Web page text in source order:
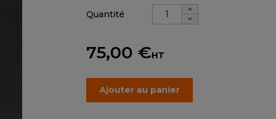
Quantité
75,00 €HT
Ajouter au panier